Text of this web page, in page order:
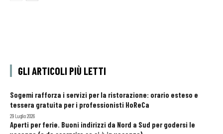
GLI ARTICOLI PIÙ LETTI
Sogemi rafforza i servizi per la ristorazione: orario esteso e
tessera gratuita per i professionisti HoReCa
29 Luglio 2026
Aperti per ferie. Buoni indirizzi da Nord a Sud per godersi le